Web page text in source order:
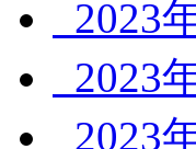
2023
2023
2023